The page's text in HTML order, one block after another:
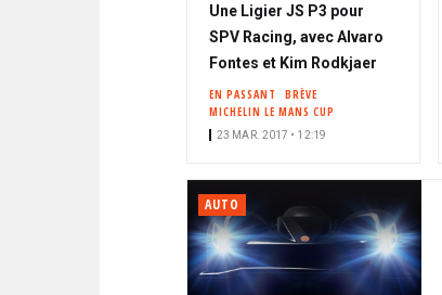
Une Ligier JS P3 pour
SPV Racing, avec Alvaro
Fontes et Kim Rodkjaer
EN PASSANT
BRÈVE
MICHELIN LE MANS CUP
23 MAR. 2017 • 12:19
AUTO